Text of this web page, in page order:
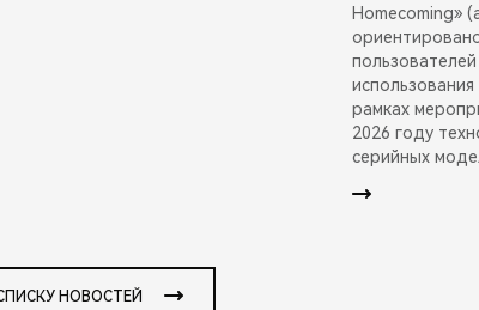
Homecoming»
рамках
2026 году
серийных
НОВОСТЕЙ